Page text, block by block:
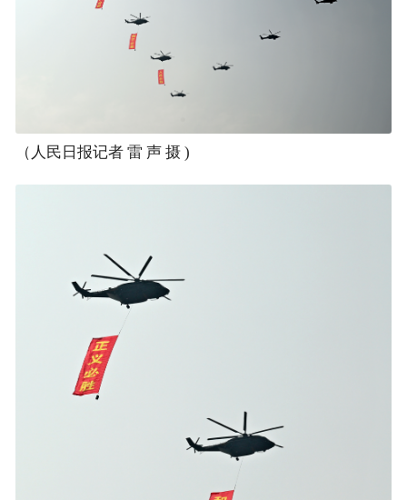
（人民日报记者 雷 声 摄 )